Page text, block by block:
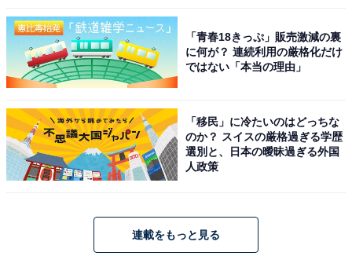
画像出典：フジテレビ系『おっさんのパンツがなんだっていいじゃない
か！』公式サイト
「青春18きっぷ」販売激減の裏
に何が？ 連続利用の厳格化だけ
ではない「本当の理由」
「移民」に冷たいのはどっちな
のか？ スイスの厳格過ぎる学歴
選別と、日本の曖昧過ぎる外国
人政策
連載をもっと見る